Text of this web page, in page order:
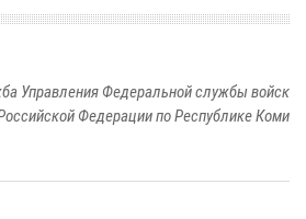
Управления Федеральной службы войск
Федерации по Республике Коми